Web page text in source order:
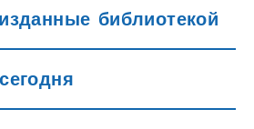
библиотекой